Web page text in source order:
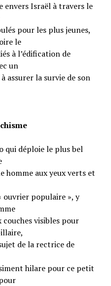
envers Israël à travers le
pour les plus jeunes,
le
à l’édification de
un
assurer la survie de son
qui déploie le plus bel
homme aux yeux verts et
ouvrier populaire », y
visibles pour
de la rectrice de
hilare pour ce petit